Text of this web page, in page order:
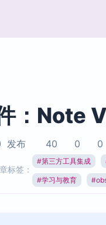
加速访问
市场
Zotero
：Note
发布 40 0 0
标签：
#第三方工具集成
#学习与教育 #